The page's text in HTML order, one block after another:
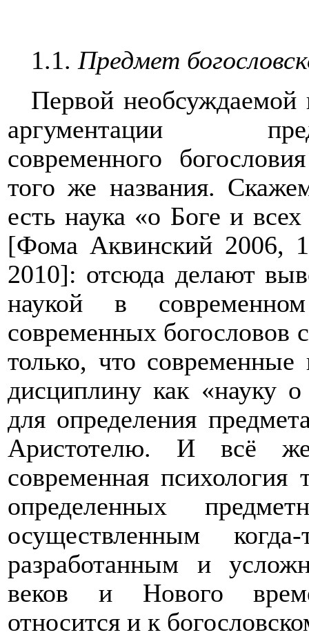
1.1. Предмет
Первой необсуждаемой
аргументации
современного
того же названия.
есть наука «о Боге и
[Фома Аквинский 2006,
2010]: отсюда делают
наукой в
современных богословов
только, что
дисциплину как «науку
для определения
Аристотелю. И всё
современная психология
определенных
осуществленным
разработанным и
веков и Нового
относится и к